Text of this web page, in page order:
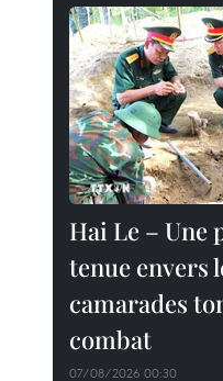
Hai Le – Une
tenue envers
camarades
combat
07/08/2026 00:30